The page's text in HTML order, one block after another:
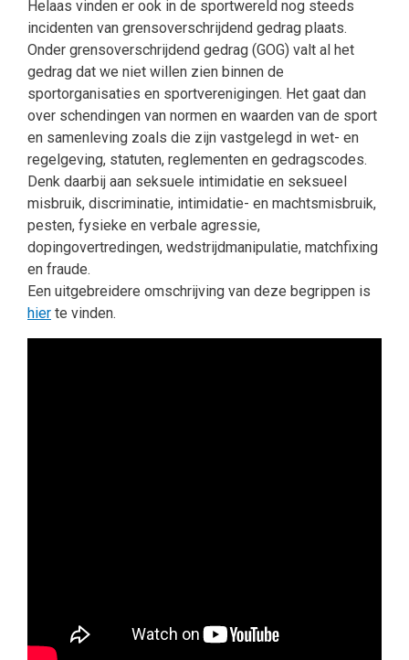
Helaas vinden er ook in de sportwereld nog steeds
incidenten van grensoverschrijdend gedrag plaats.
Onder grensoverschrijdend gedrag (GOG) valt al het
gedrag dat we niet willen zien binnen de
sportorganisaties en sportverenigingen. Het gaat dan
over schendingen van normen en waarden van de sport
en samenleving zoals die zijn vastgelegd in wet- en
regelgeving, statuten, reglementen en gedragscodes.
Denk daarbij aan seksuele intimidatie en seksueel
misbruik, discriminatie, intimidatie- en machtsmisbruik,
pesten, fysieke en verbale agressie,
dopingovertredingen, wedstrijdmanipulatie, matchfixing
en fraude.
Een uitgebreidere omschrijving van deze begrippen is
hier te vinden.